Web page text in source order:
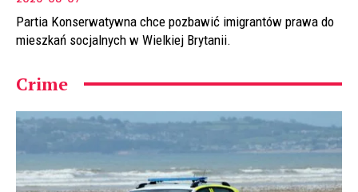
Partia Konserwatywna chce pozbawić imigrantów prawa do
mieszkań socjalnych w Wielkiej Brytanii.
Crime